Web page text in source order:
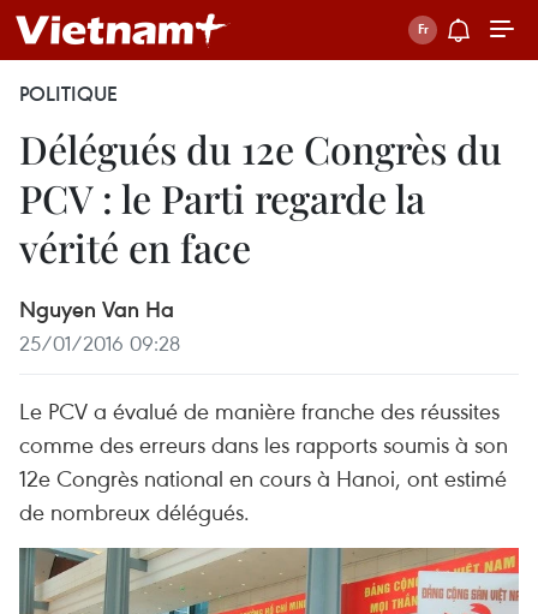
POLITIQUE
Délégués du 12e Congrès du
PCV : le Parti regarde la
vérité en face
Nguyen Van Ha
25/01/2016 09:28
Le PCV a évalué de manière franche des réussites
comme des erreurs dans les rapports soumis à son
12e Congrès national en cours à Hanoi, ont estimé
de nombreux délégués.